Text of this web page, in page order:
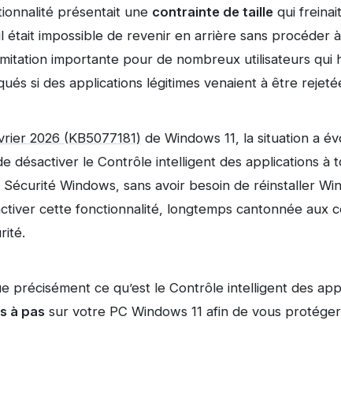
présentait une contrainte de taillequi
était impossible de revenir en arrière sans procéder
importante pour de nombreux utilisateurs qui
si des applications légitimes venaient à être
2026 (KB5077181) de Windows 11, la situation a
désactiver le Contrôle intelligent des applications à
Windows, sans avoir besoin de réinstaller
cette fonctionnalité, longtemps cantonnée aux
précisément ce qu’est le Contrôle intelligent des
à passur votre PC Windows 11 afin de vous